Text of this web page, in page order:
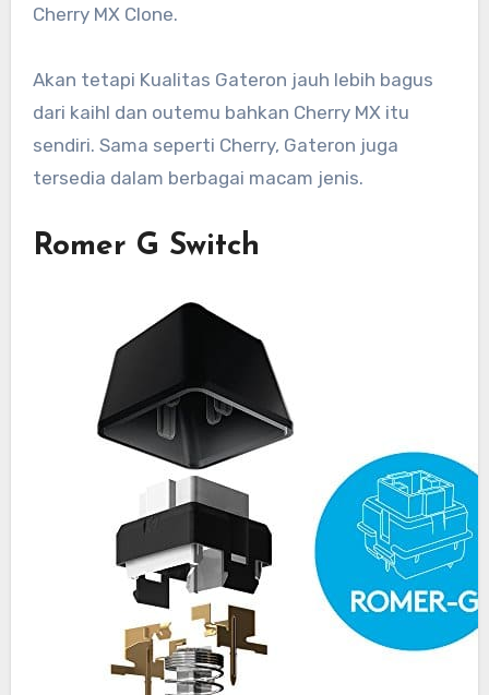
Cherry MX Clone.
Akan tetapi Kualitas Gateron jauh lebih bagus
dari kaihl dan outemu bahkan Cherry MX itu
sendiri. Sama seperti Cherry, Gateron juga
tersedia dalam berbagai macam jenis.
Romer G Switch